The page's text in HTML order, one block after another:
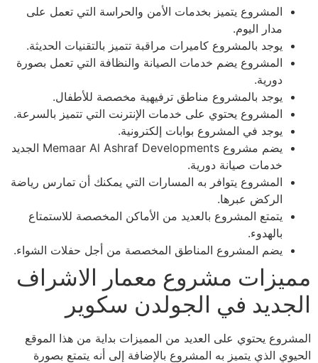
المشروع يتميز بخدمات الأمن والحراسة التي تعمل على
مدار اليوم.
يوجد بالمشروع كاميرات مراقبة تتميز بالتقنيات الحديثة.
المشروع يضم خدمات الصيانة والنظافة التي تعمل بصورة
دورية.
يوجد بالمشروع مناطق ترفيهية مخصصة للأطفال.
المشروع يحتوي على خدمات الإنترنت التي تتميز بالسرعة.
يوجد في المشروع بوابات إلكترونية.
يضم مشروع Memaar Al Ashraf Developments الجديد
خدمات صيانة دورية.
المشروع يتوافر به المسارات التي يمكنك أن تمارس رياضة
الركض عبرها.
يتمتع المشروع بالعديد من الأماكن المخصصة للاستمتاع
بالهدوء.
يضم المشروع المناطق المخصصة من أجل حفلات الشواء.
مميزات مشروع معمار الاشراف
الجديد في الجولدن سكوير
المشروع يحتوي على العديد من المميزات بداية من هذا الموقع
الحيوي الذي يتميز به المشروع بالإضافة إلى أنه يتمتع بصورة